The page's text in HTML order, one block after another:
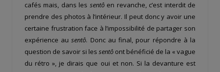
cafés mais, dans les sentôen revanche, c’est interdit de
prendre des photos à l’intérieur. Il peut donc y avoir une
certaine frustration face à l’impossibilité de partager son
expérience ausentô. Donc au final, pour répondre à la
question de savoir si les sentô ont bénéficié de la « vague
du rétro », je dirais que oui et non. Si la devanture est